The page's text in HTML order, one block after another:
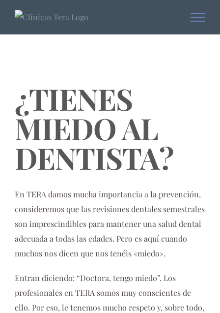
content
¿TIENES
MIEDO AL
DENTISTA?
En TERA damos mucha importancia a la prevención,
consideremos que las revisiones dentales semestrales
son imprescindibles para mantener una salud dental
adecuada a todas las edades. Pero es aquí cuando
muchos nos dicen que nos tenéis «miedo».
Entran diciendo: “Doctora, tengo miedo”. Los
profesionales en TERA somos muy conscientes de
ello. Por eso, le tenemos mucho respeto y, sobre todo,